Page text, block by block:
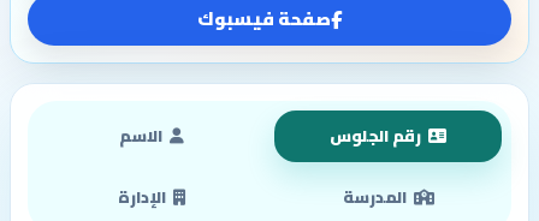
صفحة فيسبوك
رقم الجلوس الاسم
المدرسة الإدارة